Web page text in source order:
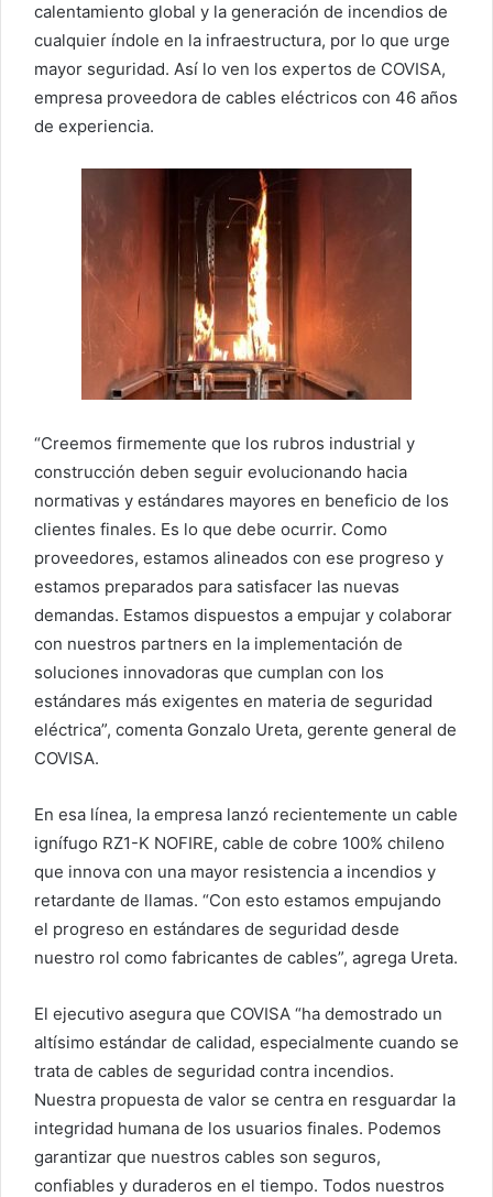
calentamiento global y la generación de incendios de
cualquier índole en la infraestructura, por lo que urge
mayor seguridad. Así lo ven los expertos de COVISA,
empresa proveedora de cables eléctricos con 46 años
de experiencia.
“Creemos firmemente que los rubros industrial y
construcción deben seguir evolucionando hacia
normativas y estándares mayores en beneficio de los
clientes finales. Es lo que debe ocurrir. Como
proveedores, estamos alineados con ese progreso y
estamos preparados para satisfacer las nuevas
demandas. Estamos dispuestos a empujar y colaborar
con nuestros partners en la implementación de
soluciones innovadoras que cumplan con los
estándares más exigentes en materia de seguridad
eléctrica”, comenta Gonzalo Ureta, gerente general de
COVISA.
En esa línea, la empresa lanzó recientemente un cable
ignífugo RZ1-K NOFIRE, cable de cobre 100% chileno
que innova con una mayor resistencia a incendios y
retardante de llamas. “Con esto estamos empujando
el progreso en estándares de seguridad desde
nuestro rol como fabricantes de cables”, agrega Ureta.
El ejecutivo asegura que COVISA “ha demostrado un
altísimo estándar de calidad, especialmente cuando se
trata de cables de seguridad contra incendios.
Nuestra propuesta de valor se centra en resguardar la
integridad humana de los usuarios finales. Podemos
garantizar que nuestros cables son seguros,
confiables y duraderos en el tiempo. Todos nuestros